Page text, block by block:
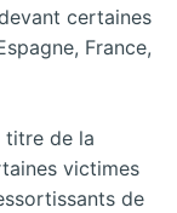
certaines
France,
titre de la
victimes
de